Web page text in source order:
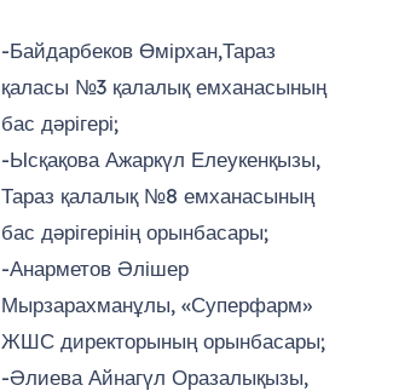
-Байдарбеков Өмірхан,Тараз
қаласы №3 қалалық емханасының
бас дәрігері;
-Ысқақова Ажаркүл Елеукенқызы,
Тараз қалалық №8 емханасының
бас дәрігерінің орынбасары;
-Анарметов Әлішер
Мырзарахманұлы, «Суперфарм»
ЖШС директорының орынбасары;
-Әлиева Айнагүл Оразалықызы,